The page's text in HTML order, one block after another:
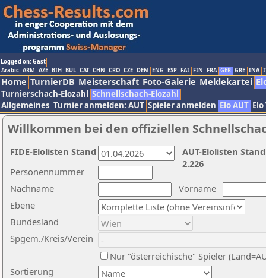
Logged on: Gast
Arabic ARM AZE BIH BUL CAT CHN CRO CZE DEN ENG ESP FAI FIN FRA GER GRE INA
Home TurnierDB Meisterschaft Foto-Galerie Meldekartei
Turnierschach-Elozahl Schnellschach-Elozahl
Allgemeines Turnier anmelden: AUT Spieler anmelden Elo AUT
Willkommen bei den offiziellen
Nachname
Vorname
Ebene
Sortierung
Personennummer
Bundesland
Spgem./Kreis/Verein
Nur "österreichische" Spieler
AUT-Elolisten
2.226
FIDE-Elolisten Stand